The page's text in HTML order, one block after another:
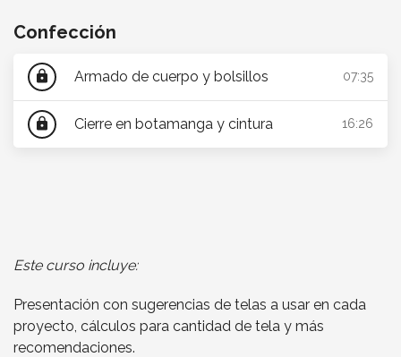
Confección
lock Armado de cuerpo y bolsillos 07:35
lock Cierre en botamanga y cintura 16:26
Este curso incluye:
Presentación con sugerencias de telas a usar en cada
proyecto, cálculos para cantidad de tela y más
recomendaciones.